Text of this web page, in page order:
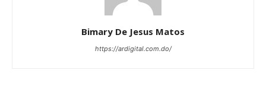
Bimary De Jesus Matos
https://ardigital.com.do/